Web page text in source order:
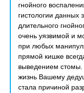
гнойного
гистологии данных
длительного
очень уязвимой и
при любых
прямой кишке
выведением стомы.
жизнь Вашему
стала причиной